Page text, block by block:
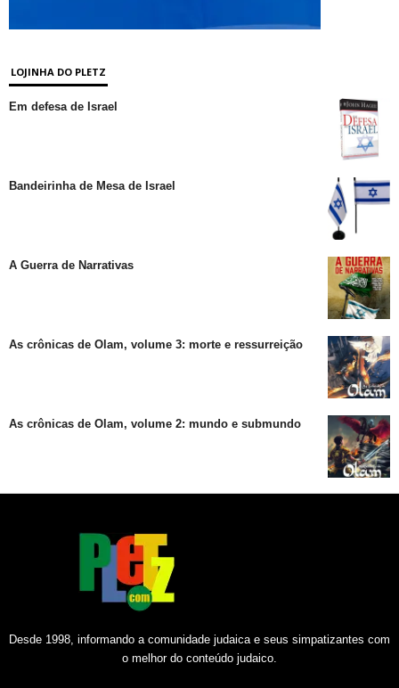
LOJINHA DO PLETZ
Em defesa de Israel
Bandeirinha de Mesa de Israel
A Guerra de Narrativas
As crônicas de Olam, volume 3: morte e ressurreição
As crônicas de Olam, volume 2: mundo e submundo
Desde 1998, informando a comunidade judaica e seus simpatizantes com
o melhor do conteúdo judaico.